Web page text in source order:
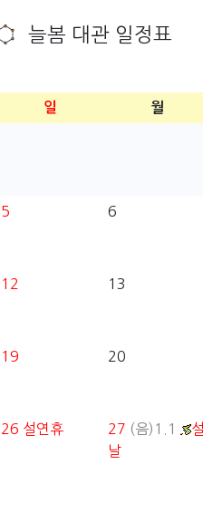
늘봄 대관 일정표
일 월
5 6
12 13
19 20
26 설연휴 27 (음)1.1
설
날